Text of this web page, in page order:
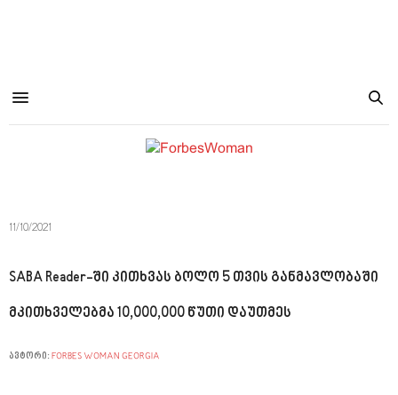
11/10/2021
SABA Reader-ში კითხვას ბოლო 5 თვის განმავლობაში
მკითხველებმა 10,000,000 წუთი დაუთმეს
ავტორი: FORBES WOMAN GEORGIA